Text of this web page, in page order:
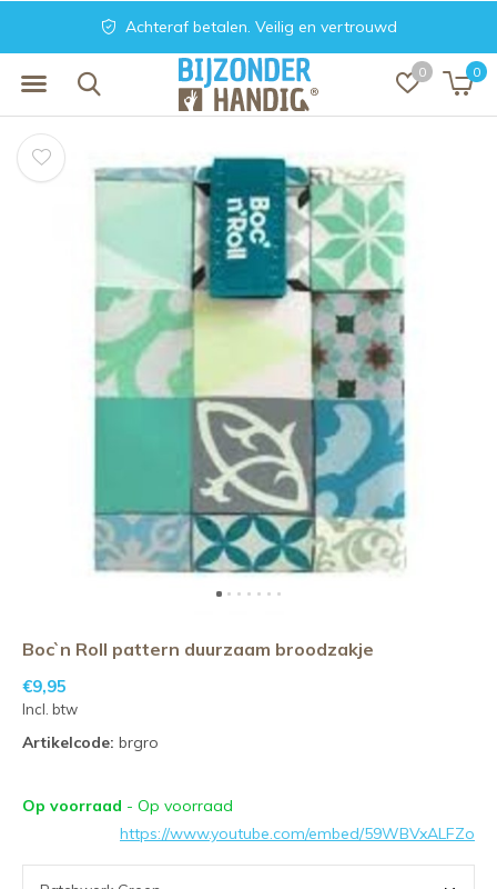
0 0
Achteraf betalen. Veilig en vertrouwd
Boc`n Roll pattern duurzaam broodzakje
€9,95
Incl. btw
Artikelcode: brgro
Op voorraad - Op voorraad
https://www.youtube.com/embed/59WBVxALFZo